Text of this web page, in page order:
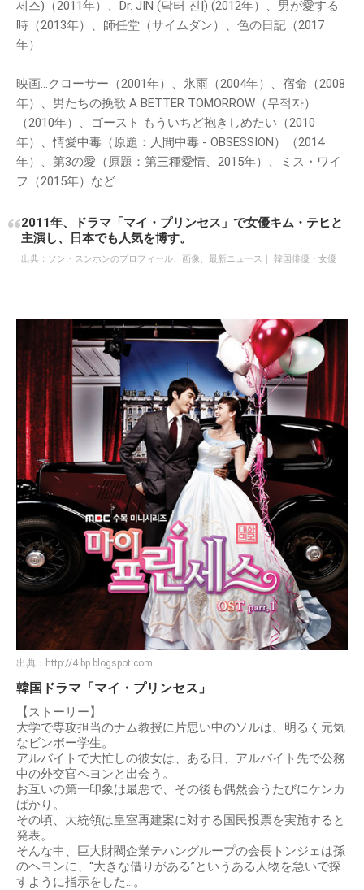
세스)（2011年）、Dr. JIN (닥터 진|) (2012年）、男が愛する
時（2013年）、師任堂（サイムダン）、色の日記（2017
年）
映画…クローサー（2001年）、氷雨（2004年）、宿命（2008
年）、男たちの挽歌 A BETTER TOMORROW（무적자）
（2010年）、ゴースト もういちど抱きしめたい（2010
年）、情愛中毒（原題：人間中毒 - OBSESSION）（2014
年）、第3の愛（原題：第三種愛情、2015年）、ミス・ワイ
フ（2015年）など
2011年、ドラマ「マイ・プリンセス」で女優キム・テヒと
主演し、日本でも人気を博す。
出典： ソン・スンホンのプロフィール、画像、最新ニュース｜ 韓国俳優・女優
出典： http://4.bp.blogspot.com
韓国ドラマ「マイ・プリンセス」
【ストーリー】
大学で専攻担当のナム教授に片思い中のソルは、明るく元気
なビンボー学生。
アルバイトで大忙しの彼女は、ある日、アルバイト先で公務
中の外交官ヘヨンと出会う。
お互いの第一印象は最悪で、その後も偶然会うたびにケンカ
ばかり。
その頃、大統領は皇室再建案に対する国民投票を実施すると
発表。
そんな中、巨大財閥企業テハングループの会長トンジェは孫
のヘヨンに、“大きな借りがある”というある人物を急いで探
すように指示をした…。